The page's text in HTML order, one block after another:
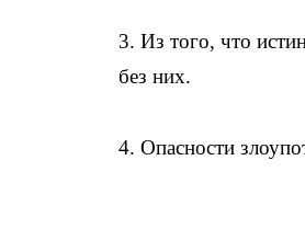
3. Из того, что
без них.
4. Опасности